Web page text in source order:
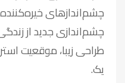
چشم‌اندازهای خیره‌کننده
چشم‌اندازی جدید از
طراحی زیبا، موقعیت
یک.